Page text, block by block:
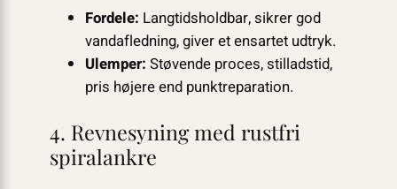
Fordele: Langtidsholdbar, sikrer god
vandafledning, giver et ensartet udtryk.
Ulemper: Støvende proces, stilladstid,
pris højere end punktreparation.
4. Revnesyning med rustfri
spiralankre